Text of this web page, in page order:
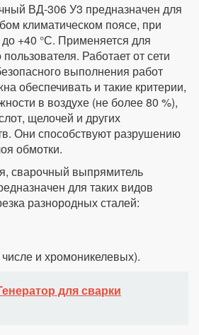
ВД-306 У3 предназначен для
климатическом поясе, при
+40 °С. Применяется для
Работает от сети
выполнения работ
обеспечивать и такие критерии,
в воздухе (не более 80 %),
щелочей и других
Они способствуют разрушению
обмотки.
сварочный выпрямитель
для таких видов
разнородных сталей:
и хромоникелевых).
для сварки